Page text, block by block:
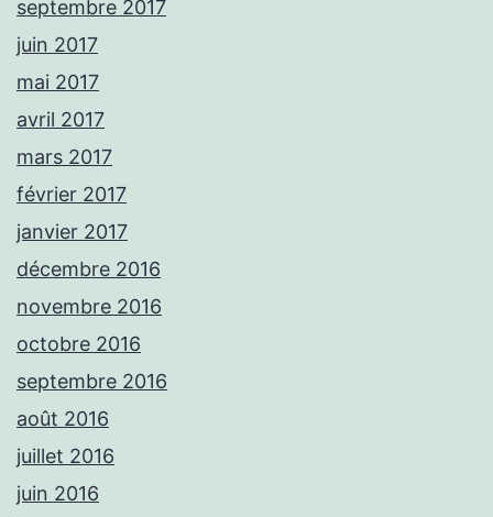
septembre 2017
juin 2017
mai 2017
avril 2017
mars 2017
février 2017
janvier 2017
décembre 2016
novembre 2016
octobre 2016
septembre 2016
août 2016
juillet 2016
juin 2016